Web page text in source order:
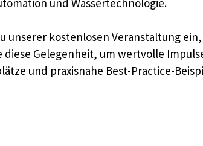
unserer kostenlosen Veranstaltung
Gelegenheit, um wertvolle
und praxisnahe Best-Practice-